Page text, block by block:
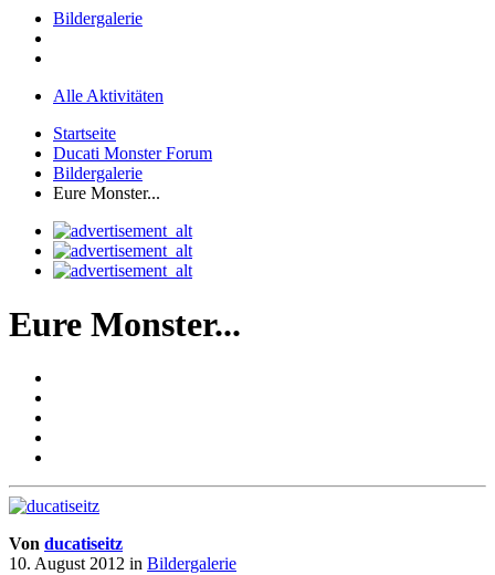
Bildergalerie
Alle Aktivitäten
Startseite
Ducati Monster Forum
Bildergalerie
Eure Monster...
Eure Monster...
Von ducatiseitz
10. August 2012 in Bildergalerie